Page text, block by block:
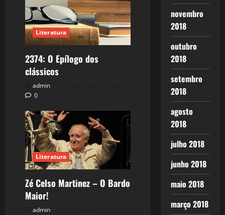
Literatura
2374: O Epílogo dos
clássicos
admin
0
Literatura
Zé Celso Martinez – O Bardo
Maior!
admin
novembro
2018
outubro
2018
setembro
2018
agosto
2018
julho 2018
junho 2018
maio 2018
março 2018